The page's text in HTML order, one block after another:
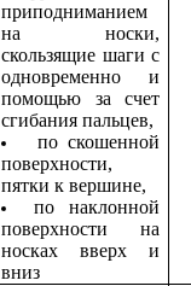
приподниманием
на носки,
скользящие шаги с
одновременно и
помощью за счет
сгибания пальцев,
по скошенной
поверхности,
пятки к вершине,
по наклонной
поверхности на
носках вверх и
вниз